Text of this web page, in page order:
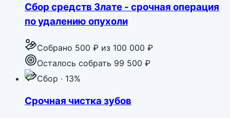
Сбор средств Злате - срочная операция
по удалению опухоли
Собрано 500 ₽ из 100 000 ₽
Осталось собрать 99 500 ₽
Сбор · 13%
Срочная чистка зубов